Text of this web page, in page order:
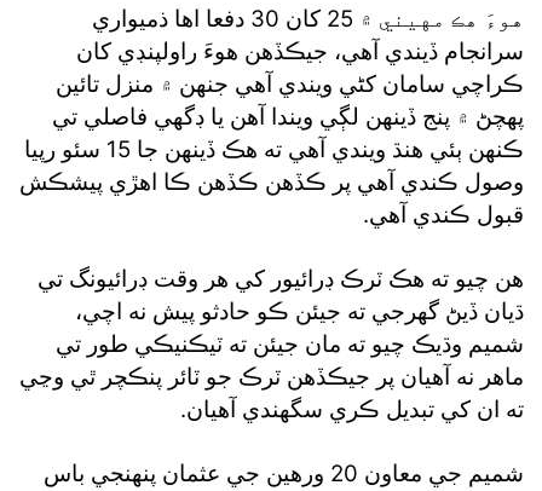
هوءَ هڪ مهيني ۾ 25 کان 30 دفعا اها ذميواري
سرانجام ڏيندي آهي، جيڪڏهن هوءَ راولپنڊي کان
ڪراچي سامان کڻي ويندي آهي جنهن ۾ منزل تائين
پهچڻ ۾ پنج ڏينهن لڳي ويندا آهن يا ڊگهي فاصلي تي
ڪنهن ٻئي هنڌ ويندي آهي ته هڪ ڏينهن جا 15 سئو رپيا
وصول ڪندي آهي پر ڪڏهن ڪڏهن ڪا اهڙي پيشڪش
قبول ڪندي آهي.
هن چيو ته هڪ ٽرڪ ڊرائيور کي هر وقت ڊرائيونگ تي
ڌيان ڏيڻ گهرجي ته جيئن ڪو حادثو پيش نه اچي،
شميم وڌيڪ چيو ته مان جيئن ته ٽيڪنيڪي طور تي
ماهر نه آهيان پر جيڪڏهن ٽرڪ جو ٽائر پنڪچر ٿي وڃي
ته ان کي تبديل ڪري سگهندي آهيان.
شميم جي معاون 20 ورهين جي عثمان پنهنجي باس